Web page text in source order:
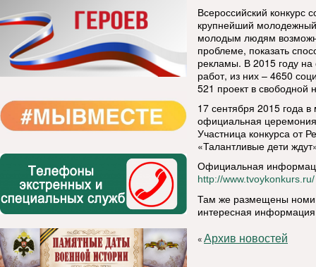
Всероссийский конкурс
крупнейший
молодым людям
проблеме, показать
рекламы. В 2015 году на
работ, из них – 4650
521 проект в свободной
17 сентября 2015 года
официальная
Участница конкурса от
«Талантливые дети
Официальная
http://www.tvoykonkurs.ru/
Там же размещены
интересная
«Архив новостей